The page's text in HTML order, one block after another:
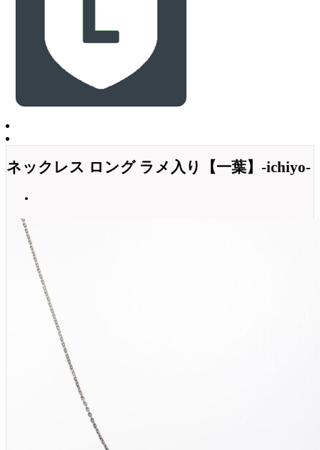
ネックレス ロング ラメ入り【一葉】-ichiyo-